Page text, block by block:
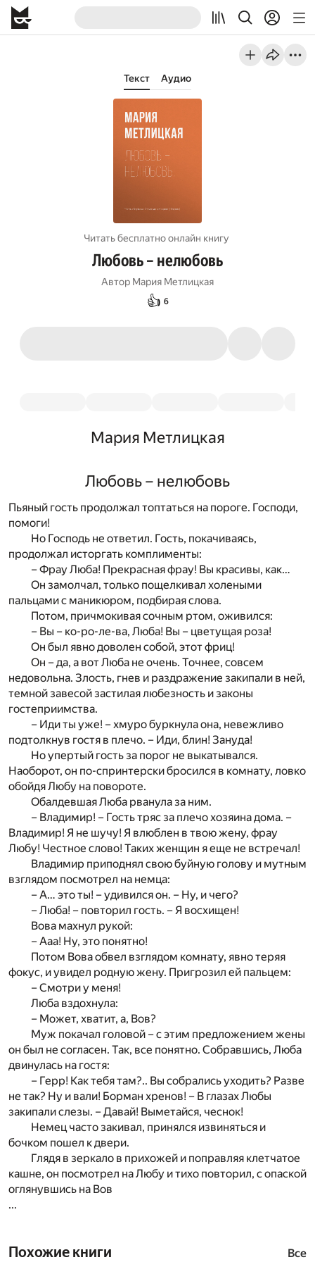
Текст Аудио
Читать бесплатно онлайн книгу
Любовь – нелюбовь
Автор Мария Метлицкая
👍 6
Мария Метлицкая
Любовь – нелюбовь
Пьяный гость продолжал топтаться на пороге. Господи,
помоги!
Но Господь не ответил. Гость, покачиваясь,
продолжал исторгать комплименты:
– Фрау Люба! Прекрасная фрау! Вы красивы, как…
Он замолчал, только пощелкивал холеными
пальцами с маникюром, подбирая слова.
Потом, причмокивая сочным ртом, оживился:
– Вы – ко-ро-ле-ва, Люба! Вы – цветущая роза!
Он был явно доволен собой, этот фриц!
Он – да, а вот Люба не очень. Точнее, совсем
недовольна. Злость, гнев и раздражение закипали в ней,
темной завесой застилая любезность и законы
гостеприимства.
– Иди ты уже! – хмуро буркнула она, невежливо
подтолкнув гостя в плечо. – Иди, блин! Зануда!
Но упертый гость за порог не выкатывался.
Наоборот, он по-спринтерски бросился в комнату, ловко
обойдя Любу на повороте.
Обалдевшая Люба рванула за ним.
– Владимир! – Гость тряс за плечо хозяина дома. –
Владимир! Я не шучу! Я влюблен в твою жену, фрау
Любу! Честное слово! Таких женщин я еще не встречал!
Владимир приподнял свою буйную голову и мутным
взглядом посмотрел на немца:
– А… это ты! – удивился он. – Ну, и чего?
– Люба! – повторил гость. – Я восхищен!
Вова махнул рукой:
– Ааа! Ну, это понятно!
Потом Вова обвел взглядом комнату, явно теряя
фокус, и увидел родную жену. Пригрозил ей пальцем:
– Смотри у меня!
Люба вздохнула:
– Может, хватит, а, Вов?
Муж покачал головой – с этим предложением жены
он был не согласен. Так, все понятно. Собравшись, Люба
двинулась на гостя:
– Герр! Как тебя там?.. Вы собрались уходить? Разве
не так? Ну и вали! Борман хренов! – В глазах Любы
закипали слезы. – Давай! Выметайся, чеснок!
Немец часто закивал, принялся извиняться и
бочком пошел к двери.
Глядя в зеркало в прихожей и поправляя клетчатое
кашне, он посмотрел на Любу и тихо повторил, с опаской
оглянувшись на Вов
...
Похожие книги Все